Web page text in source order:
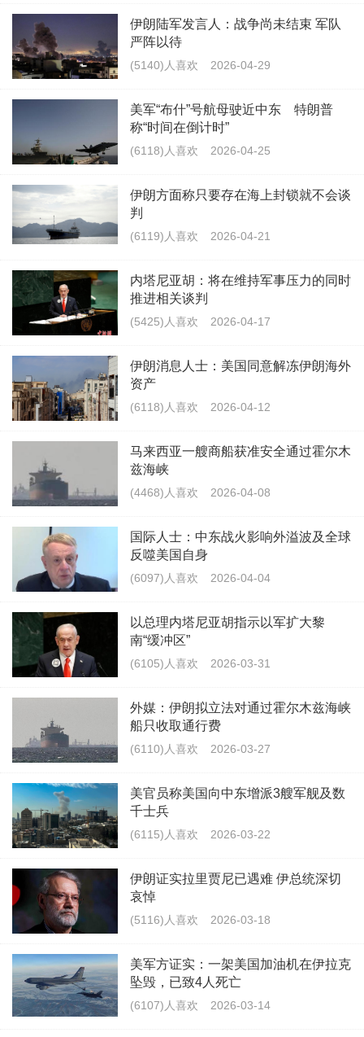
伊朗陆军发言人：战争尚未结束 军队
严阵以待
(5140)人喜欢 2026-04-29
美军“布什”号航母驶近中东 特朗普
称“时间在倒计时”
(6118)人喜欢 2026-04-25
伊朗方面称只要存在海上封锁就不会谈
判
(6119)人喜欢 2026-04-21
内塔尼亚胡：将在维持军事压力的同时
推进相关谈判
(5425)人喜欢 2026-04-17
伊朗消息人士：美国同意解冻伊朗海外
资产
(6118)人喜欢 2026-04-12
马来西亚一艘商船获准安全通过霍尔木
兹海峡
(4468)人喜欢 2026-04-08
国际人士：中东战火影响外溢波及全球
反噬美国自身
(6097)人喜欢 2026-04-04
以总理内塔尼亚胡指示以军扩大黎
南“缓冲区”
(6105)人喜欢 2026-03-31
外媒：伊朗拟立法对通过霍尔木兹海峡
船只收取通行费
(6110)人喜欢 2026-03-27
美官员称美国向中东增派3艘军舰及数
千士兵
(6115)人喜欢 2026-03-22
伊朗证实拉里贾尼已遇难 伊总统深切
哀悼
(5116)人喜欢 2026-03-18
美军方证实：一架美国加油机在伊拉克
坠毁，已致4人死亡
(6107)人喜欢 2026-03-14